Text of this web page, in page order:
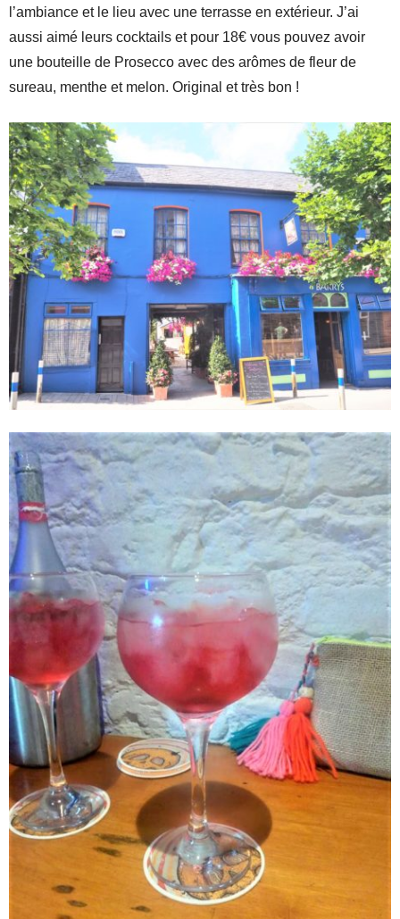
l’ambiance et le lieu avec une terrasse en extérieur. J’ai
aussi aimé leurs cocktails et pour 18€ vous pouvez avoir
une bouteille de Prosecco avec des arômes de fleur de
sureau, menthe et melon. Original et très bon !